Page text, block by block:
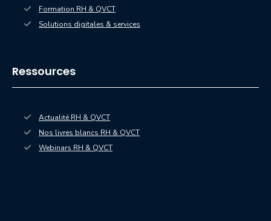
Formation RH & QVCT
Solutions digitales & services
Ressources
Actualité RH & QVCT
Nos livres blancs RH & QVCT
Webinars RH & QVCT— nouvelle fenêtre